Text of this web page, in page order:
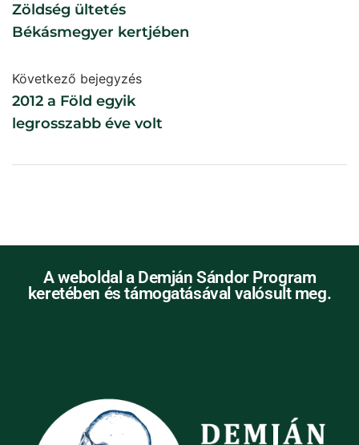
Zöldség ültetés
Békásmegyer kertjében
Következő bejegyzés
2012 a Föld egyik
legrosszabb éve volt
A weboldal a Demján Sándor Program
keretében és támogatásával valósult meg.